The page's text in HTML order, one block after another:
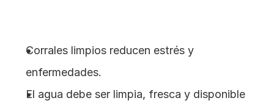
Corrales limpios reducen estrés y
enfermedades.
El agua debe ser limpia, fresca y disponible